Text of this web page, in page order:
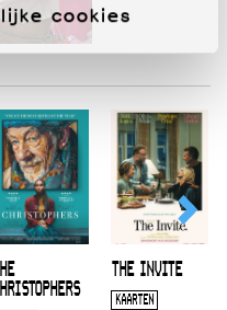
cookies
THE INVITE
KAARTEN